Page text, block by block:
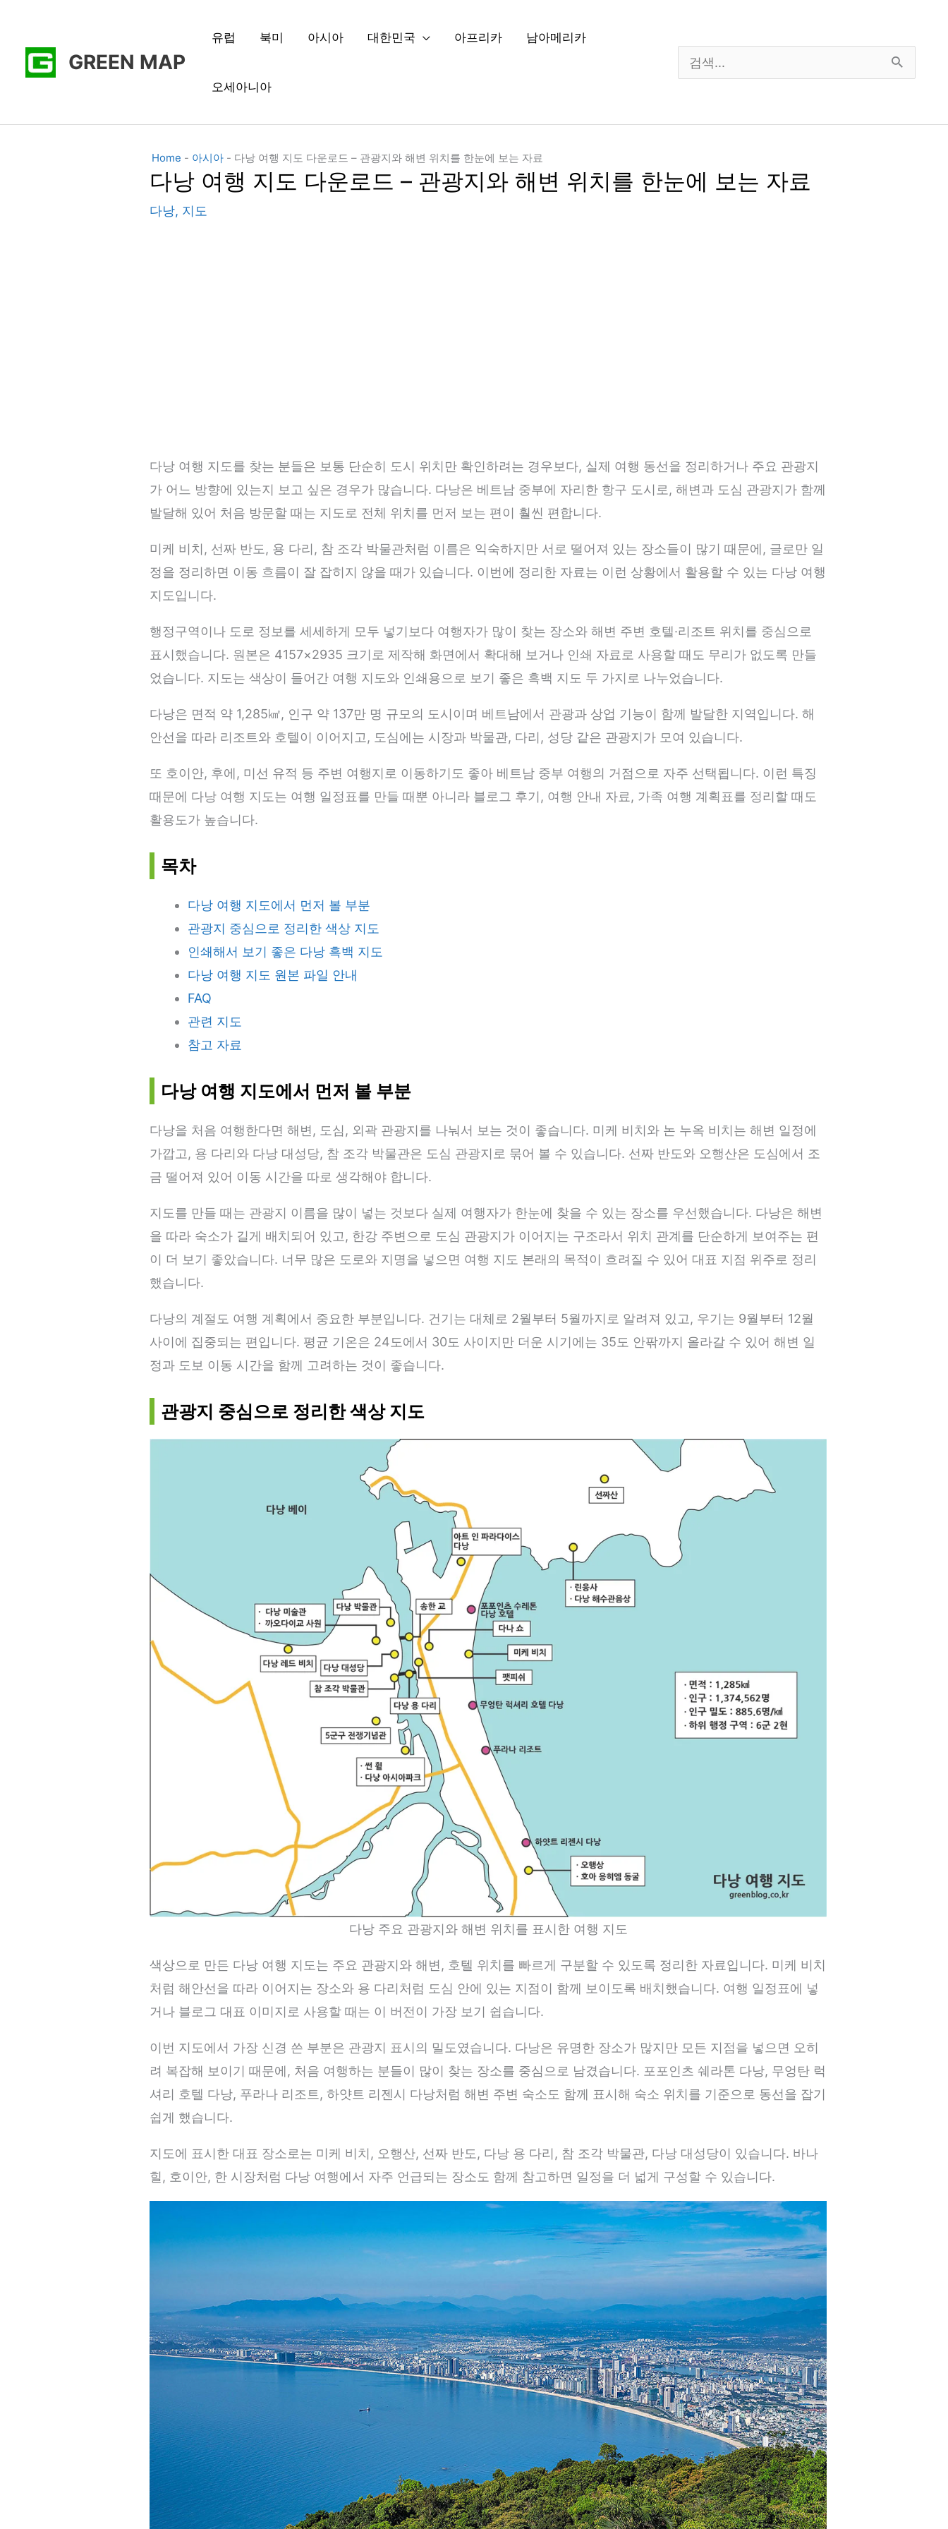
너
GREEN MAP
유럽 북미 아시아 대한민국 아프리카 남아메리카
오세아니아
색
상
Home - 아시아 - 다낭 여행 지도 다운로드 – 관광지와 해변 위치를 한눈에 보는 자료
다낭 여행 지도 다운로드 – 관광지와 해변 위치를 한눈에 보는 자료
다낭, 지도
다낭 여행 지도를 찾는 분들은 보통 단순히 도시 위치만 확인하려는 경우보다, 실제 여행 동선을 정리하거나 주요 관광지
가 어느 방향에 있는지 보고 싶은 경우가 많습니다. 다낭은 베트남 중부에 자리한 항구 도시로, 해변과 도심 관광지가 함께
발달해 있어 처음 방문할 때는 지도로 전체 위치를 먼저 보는 편이 훨씬 편합니다.
미케 비치, 선짜 반도, 용 다리, 참 조각 박물관처럼 이름은 익숙하지만 서로 떨어져 있는 장소들이 많기 때문에, 글로만 일
정을 정리하면 이동 흐름이 잘 잡히지 않을 때가 있습니다. 이번에 정리한 자료는 이런 상황에서 활용할 수 있는 다낭 여행
지도입니다.
행정구역이나 도로 정보를 세세하게 모두 넣기보다 여행자가 많이 찾는 장소와 해변 주변 호텔·리조트 위치를 중심으로
표시했습니다. 원본은 4157×2935 크기로 제작해 화면에서 확대해 보거나 인쇄 자료로 사용할 때도 무리가 없도록 만들
었습니다. 지도는 색상이 들어간 여행 지도와 인쇄용으로 보기 좋은 흑백 지도 두 가지로 나누었습니다.
다낭은 면적 약 1,285㎢, 인구 약 137만 명 규모의 도시이며 베트남에서 관광과 상업 기능이 함께 발달한 지역입니다. 해
안선을 따라 리조트와 호텔이 이어지고, 도심에는 시장과 박물관, 다리, 성당 같은 관광지가 모여 있습니다.
또 호이안, 후에, 미선 유적 등 주변 여행지로 이동하기도 좋아 베트남 중부 여행의 거점으로 자주 선택됩니다. 이런 특징
때문에 다낭 여행 지도는 여행 일정표를 만들 때뿐 아니라 블로그 후기, 여행 안내 자료, 가족 여행 계획표를 정리할 때도
활용도가 높습니다.
목차
다낭 여행 지도에서 먼저 볼 부분
관광지 중심으로 정리한 색상 지도
인쇄해서 보기 좋은 다낭 흑백 지도
다낭 여행 지도 원본 파일 안내
FAQ
관련 지도
참고 자료
다낭 여행 지도에서 먼저 볼 부분
다낭을 처음 여행한다면 해변, 도심, 외곽 관광지를 나눠서 보는 것이 좋습니다. 미케 비치와 논 누옥 비치는 해변 일정에
가깝고, 용 다리와 다낭 대성당, 참 조각 박물관은 도심 관광지로 묶어 볼 수 있습니다. 선짜 반도와 오행산은 도심에서 조
금 떨어져 있어 이동 시간을 따로 생각해야 합니다.
지도를 만들 때는 관광지 이름을 많이 넣는 것보다 실제 여행자가 한눈에 찾을 수 있는 장소를 우선했습니다. 다낭은 해변
을 따라 숙소가 길게 배치되어 있고, 한강 주변으로 도심 관광지가 이어지는 구조라서 위치 관계를 단순하게 보여주는 편
이 더 보기 좋았습니다. 너무 많은 도로와 지명을 넣으면 여행 지도 본래의 목적이 흐려질 수 있어 대표 지점 위주로 정리
했습니다.
다낭의 계절도 여행 계획에서 중요한 부분입니다. 건기는 대체로 2월부터 5월까지로 알려져 있고, 우기는 9월부터 12월
사이에 집중되는 편입니다. 평균 기온은 24도에서 30도 사이지만 더운 시기에는 35도 안팎까지 올라갈 수 있어 해변 일
정과 도보 이동 시간을 함께 고려하는 것이 좋습니다.
관광지 중심으로 정리한 색상 지도
다낭 주요 관광지와 해변 위치를 표시한 여행 지도
색상으로 만든 다낭 여행 지도는 주요 관광지와 해변, 호텔 위치를 빠르게 구분할 수 있도록 정리한 자료입니다. 미케 비치
처럼 해안선을 따라 이어지는 장소와 용 다리처럼 도심 안에 있는 지점이 함께 보이도록 배치했습니다. 여행 일정표에 넣
거나 블로그 대표 이미지로 사용할 때는 이 버전이 가장 보기 쉽습니다.
이번 지도에서 가장 신경 쓴 부분은 관광지 표시의 밀도였습니다. 다낭은 유명한 장소가 많지만 모든 지점을 넣으면 오히
려 복잡해 보이기 때문에, 처음 여행하는 분들이 많이 찾는 장소를 중심으로 남겼습니다. 포포인츠 쉐라톤 다낭, 무엉탄 럭
셔리 호텔 다낭, 푸라나 리조트, 하얏트 리젠시 다낭처럼 해변 주변 숙소도 함께 표시해 숙소 위치를 기준으로 동선을 잡기
쉽게 했습니다.
지도에 표시한 대표 장소로는 미케 비치, 오행산, 선짜 반도, 다낭 용 다리, 참 조각 박물관, 다낭 대성당이 있습니다. 바나
힐, 호이안, 한 시장처럼 다낭 여행에서 자주 언급되는 장소도 함께 참고하면 일정을 더 넓게 구성할 수 있습니다.